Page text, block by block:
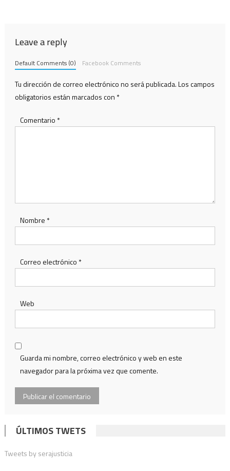
Leave a reply
Default Comments (0) Facebook Comments
Tu dirección de correo electrónico no será publicada.Los campos
obligatorios están marcados con *
Comentario *
Nombre *
Correo electrónico *
Web
Guarda mi nombre, correo electrónico y web en este
navegador para la próxima vez que comente.
ÚLTIMOS TWETS
Tweets by serajusticia